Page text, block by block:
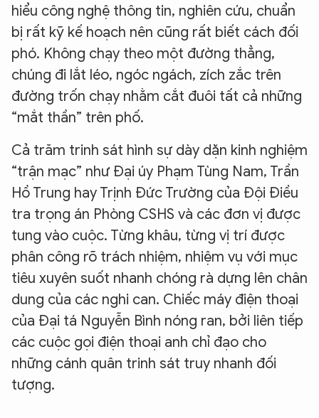
hiểu công nghệ thông tin, nghiên cứu, chuẩn
bị rất kỹ kế hoạch nên cũng rất biết cách đối
phó. Không chạy theo một đường thẳng,
chúng đi lắt léo, ngóc ngách, zích zắc trên
đường trốn chạy nhằm cắt đuôi tất cả những
“mắt thần” trên phố.
Cả trăm trinh sát hình sự dày dặn kinh nghiệm
“trận mạc” như Đại úy Phạm Tùng Nam, Trần
Hồ Trung hay Trịnh Đức Trường của Đội Điều
tra trọng án Phòng CSHS và các đơn vị được
tung vào cuộc. Từng khâu, từng vị trí được
phân công rõ trách nhiệm, nhiệm vụ với mục
tiêu xuyên suốt nhanh chóng rà dựng lên chân
dung của các nghi can. Chiếc máy điện thoại
của Đại tá Nguyễn Bình nóng ran, bởi liên tiếp
các cuộc gọi điện thoại anh chỉ đạo cho
những cánh quân trinh sát truy nhanh đối
tượng.